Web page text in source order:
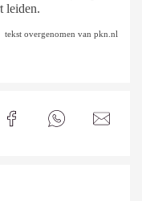
leiden.
tekst overgenomen van pkn.nl